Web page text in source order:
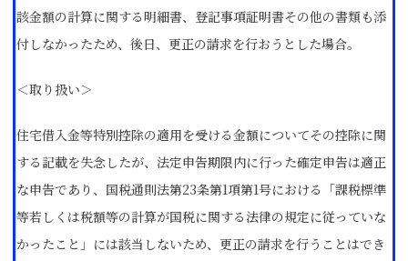
該金額の計算に関する明細書、登記事項証明書その他の書類も添
付しなかったため、後日、更正の請求を行おうとした場合。
＜取り扱い＞
住宅借入金等特別控除の適用を受ける金額についてその控除に関
する記載を失念したが、法定申告期限内に行った確定申告は適正
な申告であり、国税通則法第23条第1項第1号における「課税標準
等若しくは税額等の計算が国税に関する法律の規定に従っていな
かったこと」には該当しないため、更正の請求を行うことはでき